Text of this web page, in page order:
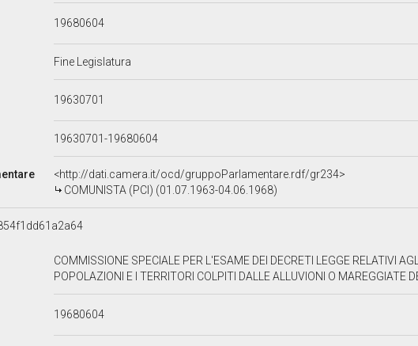
19680604
Fine Legislatura
19630701
19630701-19680604
<http://dati.camera.it/ocd/gruppoParlamentare.rdf/gr234>
COMUNISTA (PCI) (01.07.1963-04.06.1968)
COMMISSIONE SPECIALE PER L'ESAME DEI DECRETI LEGGE RELATIVI
POPOLAZIONI E I TERRITORI COLPITI DALLE ALLUVIONI O
19680604